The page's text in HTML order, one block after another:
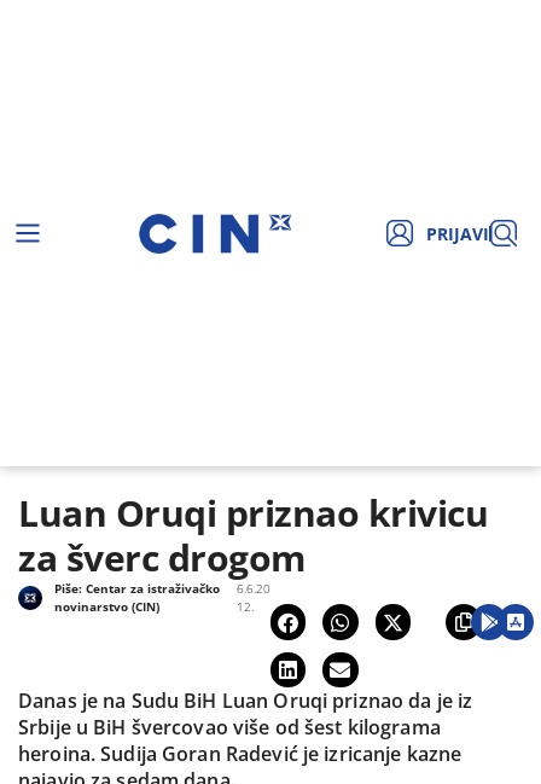
PRIJAVI
Luan Oruqi priznao krivicu
za šverc drogom
6.6.20
12.
Piše:Centar za istraživačko
novinarstvo (CIN)
Danas je na Sudu BiH Luan Oruqi priznao da je iz
Srbije u BiH švercovao više od šest kilograma
heroina. Sudija Goran Radević je izricanje kazne